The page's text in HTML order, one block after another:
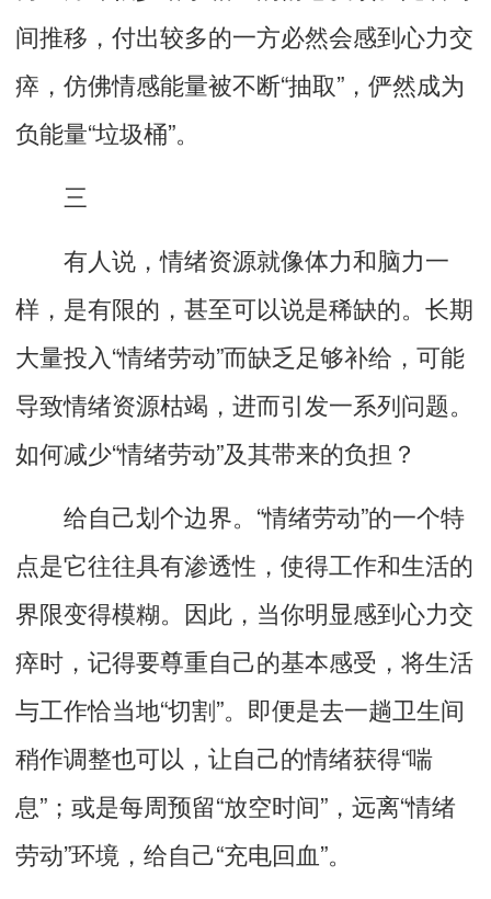
间推移，付出较多的一方必然会感到心力交
瘁，仿佛情感能量被不断“抽取”，俨然成为
负能量“垃圾桶”。
三
有人说，情绪资源就像体力和脑力一
样，是有限的，甚至可以说是稀缺的。长期
大量投入“情绪劳动”而缺乏足够补给，可能
导致情绪资源枯竭，进而引发一系列问题。
如何减少“情绪劳动”及其带来的负担？
给自己划个边界。“情绪劳动”的一个特
点是它往往具有渗透性，使得工作和生活的
界限变得模糊。因此，当你明显感到心力交
瘁时，记得要尊重自己的基本感受，将生活
与工作恰当地“切割”。即便是去一趟卫生间
稍作调整也可以，让自己的情绪获得“喘
息”；或是每周预留“放空时间”，远离“情绪
劳动”环境，给自己“充电回血”。